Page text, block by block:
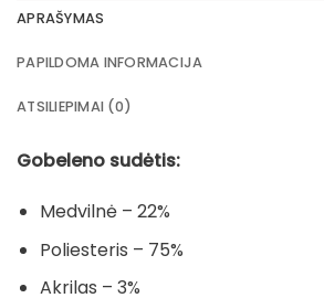
APRAŠYMAS
PAPILDOMA INFORMACIJA
ATSILIEPIMAI (0)
Gobeleno sudėtis:
Medvilnė – 22%
Poliesteris – 75%
Akrilas – 3%